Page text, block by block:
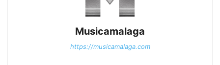
Musicamalaga
https://musicamalaga.com